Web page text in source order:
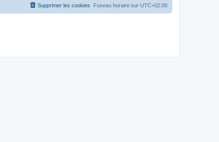
Fuseau horaire sur UTC+02:00
Supprimer les cookies